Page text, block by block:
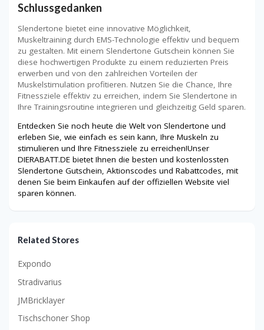
Schlussgedanken
Slendertone bietet eine innovative Möglichkeit,
Muskeltraining durch EMS-Technologie effektiv und bequem
zu gestalten. Mit einem Slendertone Gutschein können Sie
diese hochwertigen Produkte zu einem reduzierten Preis
erwerben und von den zahlreichen Vorteilen der
Muskelstimulation profitieren. Nutzen Sie die Chance, Ihre
Fitnessziele effektiv zu erreichen, indem Sie Slendertone in
Ihre Trainingsroutine integrieren und gleichzeitig Geld sparen.
Entdecken Sie noch heute die Welt von Slendertone und
erleben Sie, wie einfach es sein kann, Ihre Muskeln zu
stimulieren und Ihre Fitnessziele zu erreichen!Unser
DIERABATT.DE bietet Ihnen die besten und kostenlossten
Slendertone Gutschein, Aktionscodes und Rabattcodes, mit
denen Sie beim Einkaufen auf der offiziellen Website viel
sparen können.
Related Stores
Expondo
Stradivarius
JMBricklayer
Tischschoner Shop